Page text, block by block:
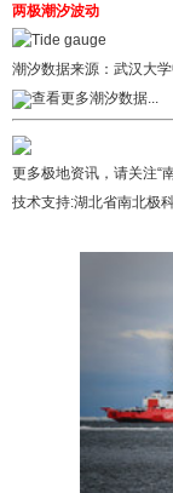
两极潮汐波动
潮汐数据来源： 武汉大
查看更多潮汐数据...
更多极地资讯，请关注“
技术支持:湖北省南北极